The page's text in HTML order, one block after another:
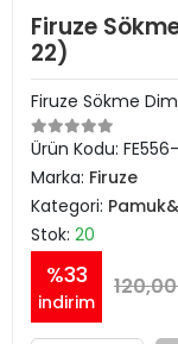
Firuze
22)
Firuze Sökme
Ürün Kodu:
Marka: Firuze
Kategori:
Stok: 20
%33
indirim